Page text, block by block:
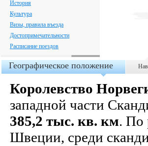
История
Культура
Визы, правила въезда
Достопримечательности
Расписание поездов
Географическое положение
Королевство
западной части
385,2 тыс. кв. км. По
Швеции, среди